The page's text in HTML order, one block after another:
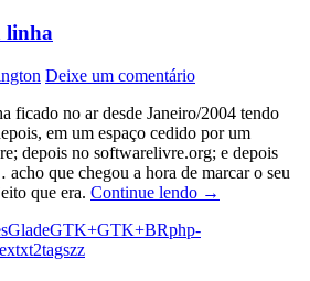
linha
Deixe um comentário
ficado no ar desde Janeiro/2004 tendo
em um espaço cedido por um
depois no softwarelivre.org; e depois
que chegou a hora de marcar o seu
que era. Continue lendo GTK+BR:
→
GladeGTK+GTK+BRphp-
txt2tagszz